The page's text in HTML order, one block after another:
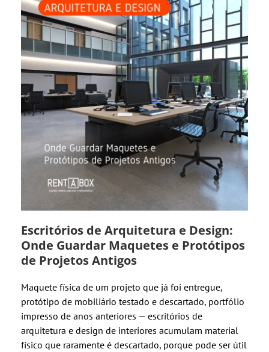
Escritórios de Arquitetura e Design:
Onde Guardar Maquetes e Protótipos
de Projetos Antigos
Maquete física de um projeto que já foi entregue,
protótipo de mobiliário testado e descartado, portfólio
impresso de anos anteriores — escritórios de
arquitetura e design de interiores acumulam material
físico que raramente é descartado, porque pode ser útil